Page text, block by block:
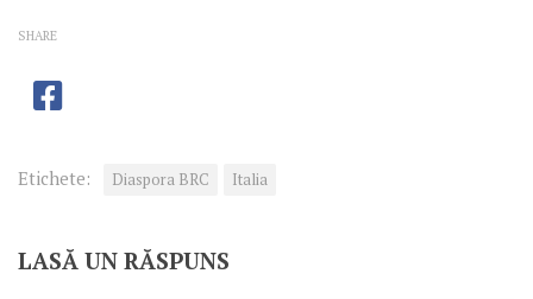
SHARE
Etichete: Diaspora BRC Italia
LASĂ UN RĂSPUNS